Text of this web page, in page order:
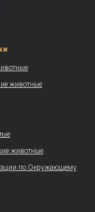
животные
животные
по Окружающему